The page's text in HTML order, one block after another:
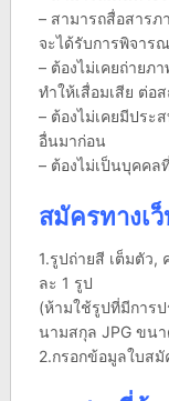
– สามารถสื่อสารภ
จะได้รับการพิจาร
– ต้องไม่เคยถ่ายภ
ทำให้เสื่อมเสีย ต่อ
– ต้องไม่เคยมีประ
อื่นมาก่อน
– ต้องไม่เป็นบุคคล
สมัครทางเ
1.รูปถ่ายสี เต็มตัว,
ละ 1 รูป
(ห้ามใช้รูปที่มีการ
นามสกุล JPG ขน
2.กรอกข้อมูลใบส